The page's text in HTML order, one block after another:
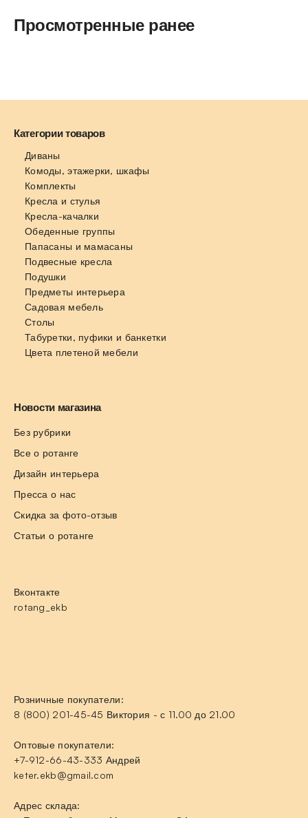
Просмотренные ранее
Категории товаров
Диваны
Комоды, этажерки, шкафы
Комплекты
Кресла и стулья
Кресла-качалки
Обеденные группы
Папасаны и мамасаны
Подвесные кресла
Подушки
Предметы интерьера
Садовая мебель
Столы
Табуретки, пуфики и банкетки
Цвета плетеной мебели
Новости магазина
Без рубрики
Все о ротанге
Дизайн интерьера
Пресса о нас
Скидка за фото-отзыв
Статьи о ротанге
Вконтакте
rotang_ekb
Розничные покупатели:
8 (800) 201-45-45 Виктория - с 11.00 до 21.00
Оптовые покупатели:
+7-912-66-43-333 Андрей
keter.ekb@gmail.com
Адрес склада: